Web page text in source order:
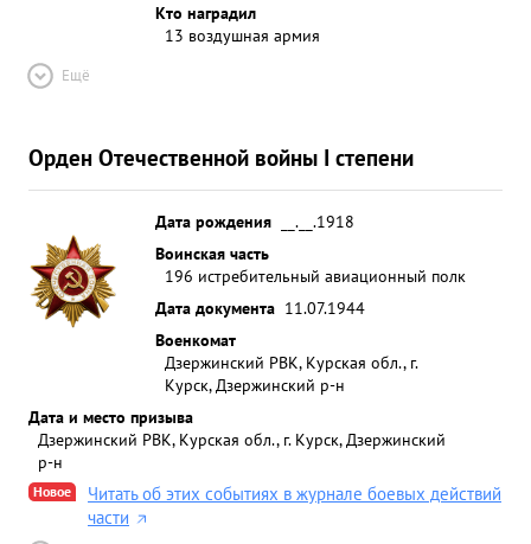
Кто наградил
13 воздушная армия
Ещё
Орден Отечественной войны I степени
Дата рождения
__.__.1918
Воинская часть
196 истребительный авиационный полк
Дата документа 11.07.1944
Военкомат
Дзержинский РВК, Курская обл., г.
Курск, Дзержинский р-н
Дата и место призыва
Дзержинский РВК, Курская обл., г. Курск, Дзержинский
р-н
Новое
Читать об этих событиях в журнале боевых действий
части